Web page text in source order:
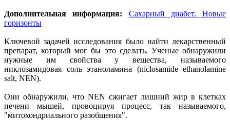
Дополнительная информация:
Сахарный диабет. Новые
горизонты
Ключевой задачей исследования было найти лекарственный
препарат, который мог бы это сделать. Ученые обнаружили
нужные им свойства у вещества, называемого
никлозамидовая соль этаноламина (niclosamide ethanolamine
salt, NEN).
Они обнаружили, что NEN сжигает лишний жир в клетках
печени мышей, провоцируя процесс, так называемого,
"митохондриального разобщения".